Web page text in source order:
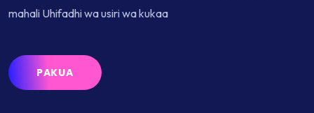
mahali Uhifadhi wa usiri wa kukaa
PAKUA